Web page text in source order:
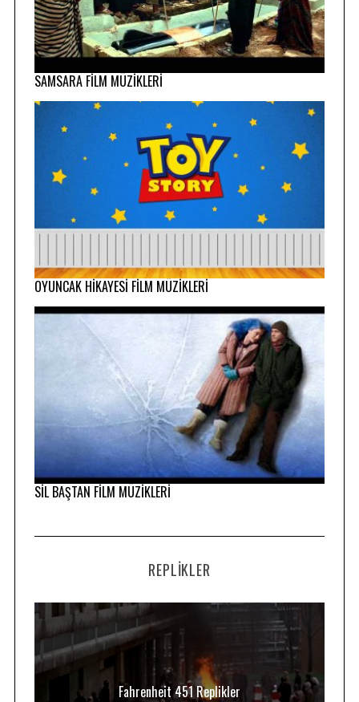
SAMSARA FİLM MÜZİKLERİ
OYUNCAK HİKAYESİ FİLM MÜZİKLERİ
SİL BAŞTAN FİLM MÜZİKLERİ
REPLIKLER
Fahrenheit 451 Replikler